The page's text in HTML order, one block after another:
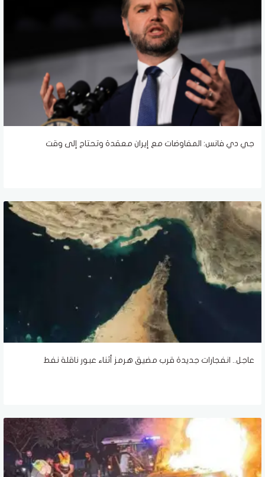
جي دي فانس: المفاوضات مع إيران معقدة وتحتاج إلى وقت
عاجل.. انفجارات جديدة قرب مضيق هرمز أثناء عبور ناقلة نفط